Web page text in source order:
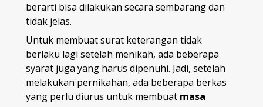
berarti bisa dilakukan secara sembarang dan
tidak jelas.
Untuk membuat surat keterangan tidak
berlaku lagi setelah menikah, ada beberapa
syarat juga yang harus dipenuhi. Jadi, setelah
melakukan pernikahan, ada beberapa berkas
yang perlu diurus untuk membuat masa